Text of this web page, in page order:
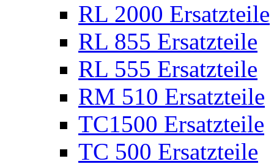
RL 2000 Ersatzteile
RL 855 Ersatzteile
RL 555 Ersatzteile
RM 510 Ersatzteile
TC1500 Ersatzteile
TC 500 Ersatzteile